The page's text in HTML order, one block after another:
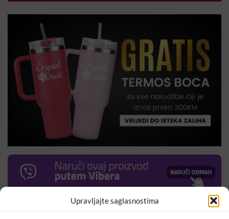
Upravljajte saglasnostima
Tipse za displej – idealne veličine i forme za vježbanje nail